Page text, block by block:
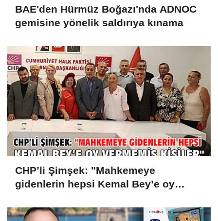
BAE'den Hürmüz Boğazı'nda ADNOC
gemisine yönelik saldırıya kınama
CHP’li Şimşek: "Mahkemeye
gidenlerin hepsi Kemal Bey’e oy